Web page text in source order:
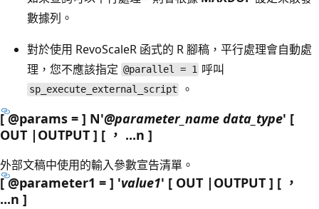
數據列。
對於使用 RevoScaleR 函式的 R 腳稿，平行處理會自動處
理，您不應該指定 @parallel = 1 呼叫
sp_execute_external_script 。
[ @params = ] N'@parameter_name data_type' [
OUT |OUTPUT ] [ ， ...n ]
外部文稿中使用的輸入參數宣告清單。
[ @parameter1 = ] 'value1' [ OUT |OUTPUT ] [ ，
...n ]